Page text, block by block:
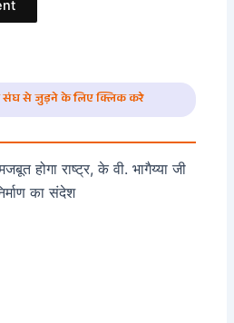
संघ से जुड़ने के लिए क्लिक करे